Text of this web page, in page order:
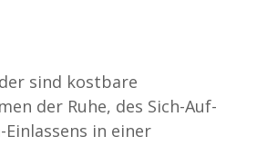
sind kostbare
der Ruhe, des Sich-Auf-
in einer